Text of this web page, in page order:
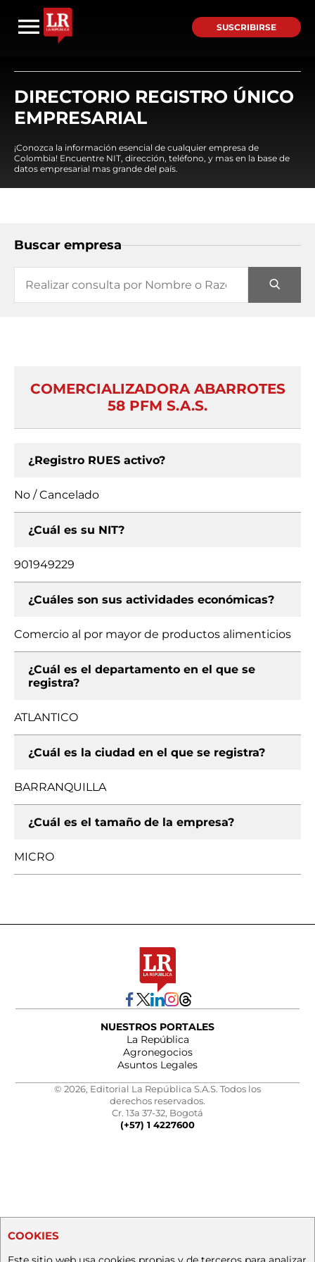
SUSCRIBIRSE
DIRECTORIO REGISTRO ÚNICO
EMPRESARIAL
¡Conozca la información esencial de cualquier empresa de
Colombia! Encuentre NIT, dirección, teléfono, y mas en la base de
datos empresarial mas grande del país.
Buscar empresa
COMERCIALIZADORA ABARROTES
58 PFM S.A.S.
¿Registro RUES activo?
No / Cancelado
¿Cuál es su NIT?
901949229
¿Cuáles son sus actividades económicas?
Comercio al por mayor de productos alimenticios
¿Cuál es el departamento en el que se
registra?
ATLANTICO
¿Cuál es la ciudad en el que se registra?
BARRANQUILLA
¿Cuál es el tamaño de la empresa?
MICRO
NUESTROS PORTALES
La República
Agronegocios
Asuntos Legales
© 2026, Editorial La República S.A.S. Todos los
derechos reservados.
Cr. 13a 37-32, Bogotá
(+57) 1 4227600
COOKIES